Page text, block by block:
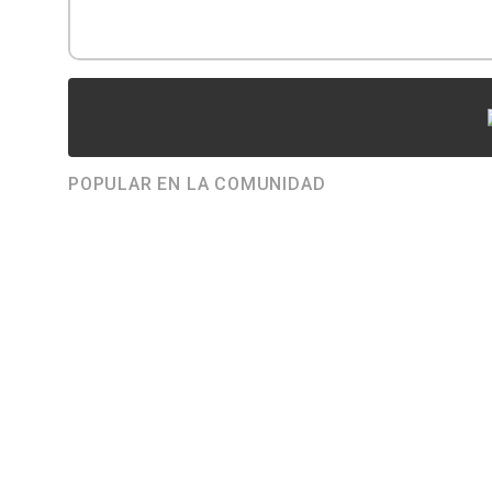
POPULAR EN LA COMUNIDAD